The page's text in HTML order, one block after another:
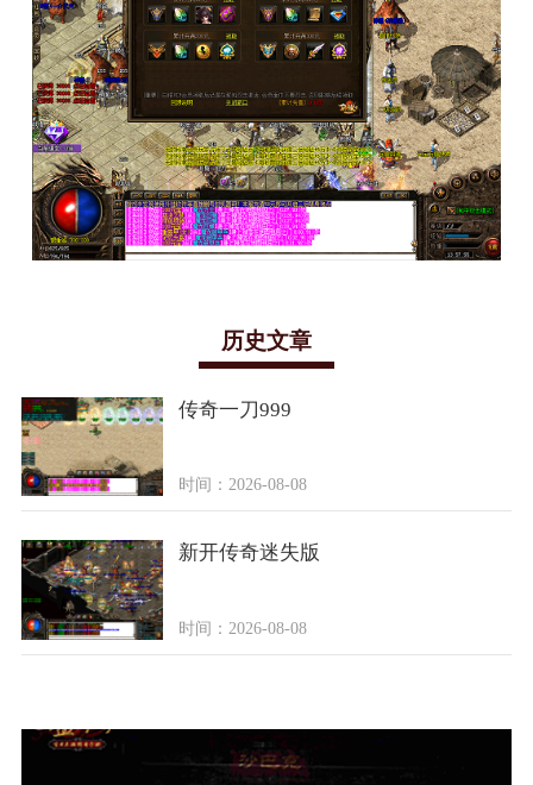
历史文章
传奇一刀999
时间：2026-08-08
新开传奇迷失版
时间：2026-08-08